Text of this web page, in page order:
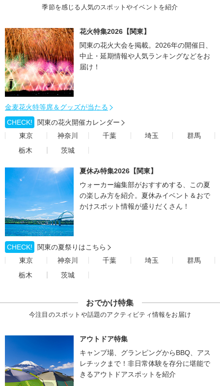
季節を感じる人気のスポットやイベントを紹介
花火特集2026【関東】
関東の花火大会を掲載。2026年の開催日、
中止・延期情報や人気ランキングなどをお
届け！
金麦花火特等席＆グッズが当たる
CHECK!
関東の花火開催カレンダー
東京
神奈川 千葉 埼玉
群馬
栃木
茨城
夏休み特集2026【関東】
ウォーカー編集部がおすすめする、この夏
の楽しみ方を紹介。夏休みイベント＆おで
かけスポット情報が盛りだくさん！
CHECK!
関東の夏祭りはこちら
東京
神奈川 千葉 埼玉
群馬
栃木
茨城
おでかけ特集
今注目のスポットや話題のアクティビティ情報をお届け
アウトドア特集
キャンプ場、グランピングからBBQ、アス
レチックまで！非日常体験を存分に堪能で
きるアウトドアスポットを紹介